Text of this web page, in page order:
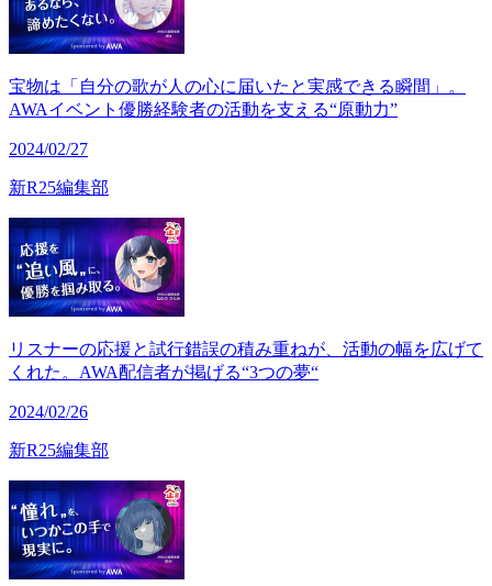
宝物は「自分の歌が人の心に届いたと実感できる瞬間」。
AWAイベント優勝経験者の活動を支える“原動力”
2024/02/27
新R25編集部
リスナーの応援と試行錯誤の積み重ねが、活動の幅を広げて
くれた。AWA配信者が掲げる“3つの夢“
2024/02/26
新R25編集部